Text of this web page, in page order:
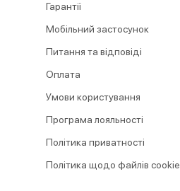
Гарантії
Мобільний застосунок
Питання та відповіді
Оплата
Умови користування
Програма лояльності
Політика приватності
Політика щодо файлів cookie